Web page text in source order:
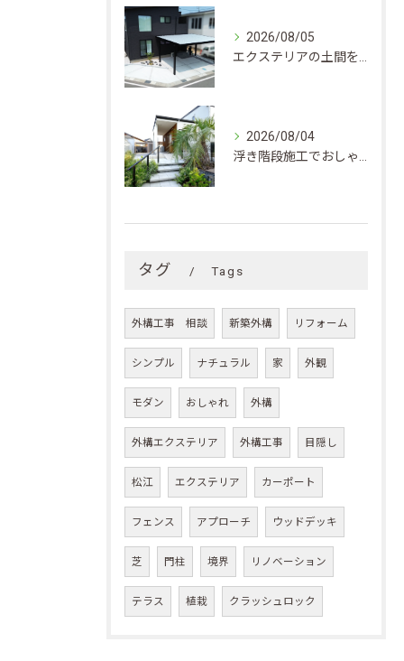
2026/08/05
2026/08/04
タグ Tags
外構工事 相談 新築外構 リフォーム
シンプル ナチュラル 家 外観
モダン おしゃれ 外構
外構エクステリア 外構工事 目隠し
松江 エクステリア カーポート
フェンス アプローチ ウッドデッキ
芝 門柱 境界 リノベーション
テラス 植栽 クラッシュロック